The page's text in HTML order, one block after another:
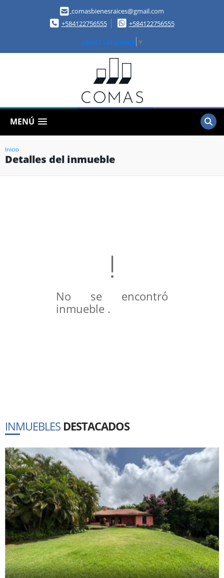
comasbienesraices@gmail.com
+584122756555
+584122756555
Select Language ▼
MENÚ
Inicio
Detalles del inmueble
No se encontró
inmueble .
INMUEBLES DESTACADOS